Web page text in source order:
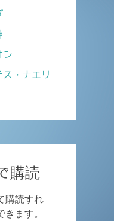
ン
・ナエリ
購読
購読すれ
ます。